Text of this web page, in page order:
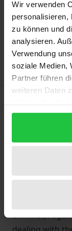
Wir verwenden
personalisieren,
zu können und
analysieren.
Verwendung
soziale Medien,
Partner führen
weiteren Daten
gesammelt
Add to
Delivery cost
The thesis
to a
examination.
normative
criminal)